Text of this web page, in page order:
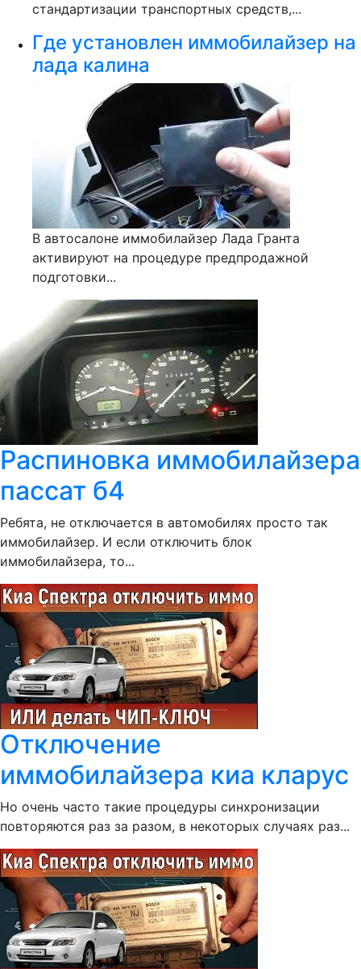
стандартизации транспортных средств,...
Где установлен иммобилайзер на
лада калина
В автосалоне иммобилайзер Лада Гранта
активируют на процедуре предпродажной
подготовки...
Распиновка иммобилайзера
пассат б4
Ребята, не отключается в автомобилях просто так
иммобилайзер. И если отключить блок
иммобилайзера, то...
Отключение
иммобилайзера киа кларус
Но очень часто такие процедуры синхронизации
повторяются раз за разом, в некоторых случаях раз...